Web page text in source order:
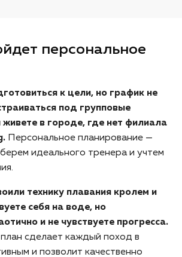
персональное
к цели, но график не
под групповые
живете в городе, где нет филиала
Персональное планирование —
идеального тренера и учтем
технику плавания кролем и
себя на воде, но
и не чувствуете прогресса.
сделает каждый поход в
и позволит качественно